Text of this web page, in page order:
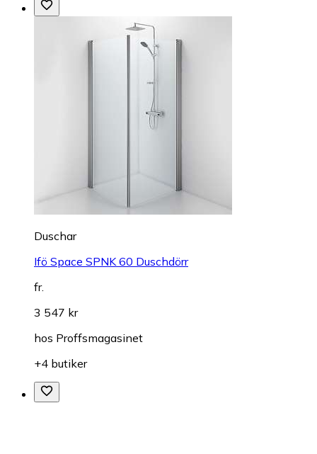
Duschar
Ifö Space SPNK 60 Duschdörr
fr.
3 547 kr
hos Proffsmagasinet
+4 butiker